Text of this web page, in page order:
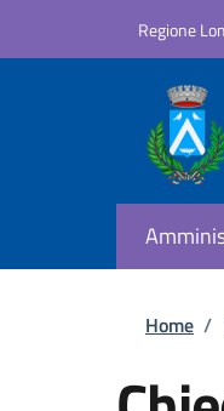
Regione
Home /